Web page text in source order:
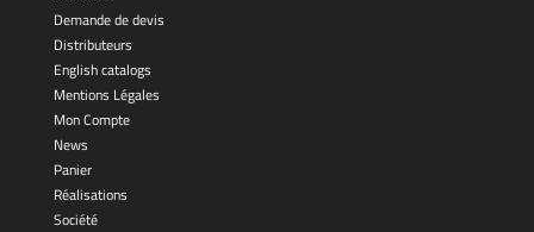
Demande de devis
Distributeurs
English catalogs
Mentions Légales
Mon Compte
News
Panier
Réalisations
Société